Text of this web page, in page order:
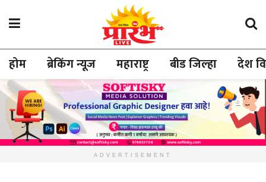
होम ब्रेकिंग न्यूज महाराष्ट्र बीड जिल्हा देश
ADVERTISEMENT